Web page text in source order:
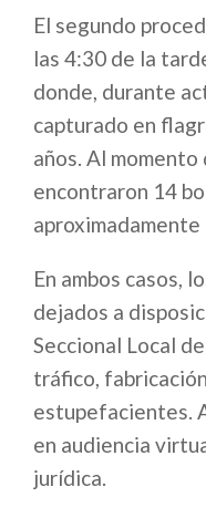
El segundo
las 4:30 de la
donde, durante
capturado en
años. Al
encontraron 14
aproximadamente
En ambos casos,
dejados a
Seccional Local
tráfico,
estupefacientes.
en audiencia
jurídica.